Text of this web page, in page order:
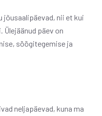
jõusaalipäevad, nii et kui
Ülejäänud päev on
söögitegemise ja
neljapäevad, kuna ma